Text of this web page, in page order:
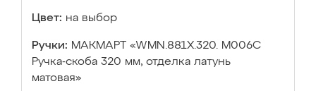
Цвет: на выбор
Ручки: МАКМАРТ «WMN.881X.320. M006C
Ручка-скоба 320 мм, отделка латунь
матовая»